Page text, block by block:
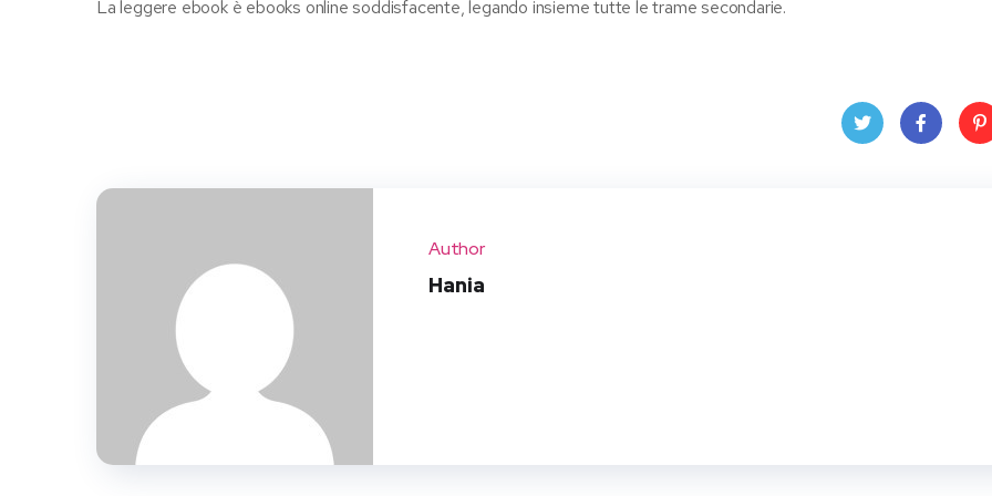
La leggere ebook è ebooks online soddisfacente, legando insieme tutte le trame secondarie.
Author
Hania